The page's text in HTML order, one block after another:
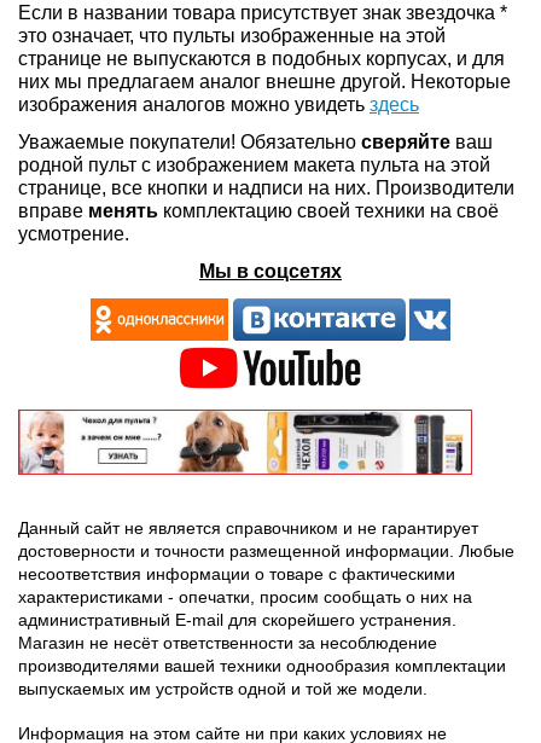
Если в названии товара присутствует знак звездочка *
это означает, что пульты изображенные на этой
странице не выпускаются в подобных корпусах, и для
них мы предлагаем аналог внешне другой. Некоторые
изображения аналогов можно увидеть здесь
Уважаемые покупатели! Обязательно сверяйте ваш
родной пульт с изображением макета пульта на этой
странице, все кнопки и надписи на них. Производители
вправе менять комплектацию своей техники на своё
усмотрение.
Мы в соцсетях
Данный сайт не является справочником и не гарантирует
достоверности и точности размещенной информации. Любые
несоответствия информации о товаре с фактическими
характеристиками - опечатки, просим сообщать о них на
административный E-mail для скорейшего устранения.
Магазин не несёт ответственности за несоблюдение
производителями вашей техники однообразия комплектации
выпускаемых им устройств одной и той же модели.
Информация на этом сайте ни при каких условиях не